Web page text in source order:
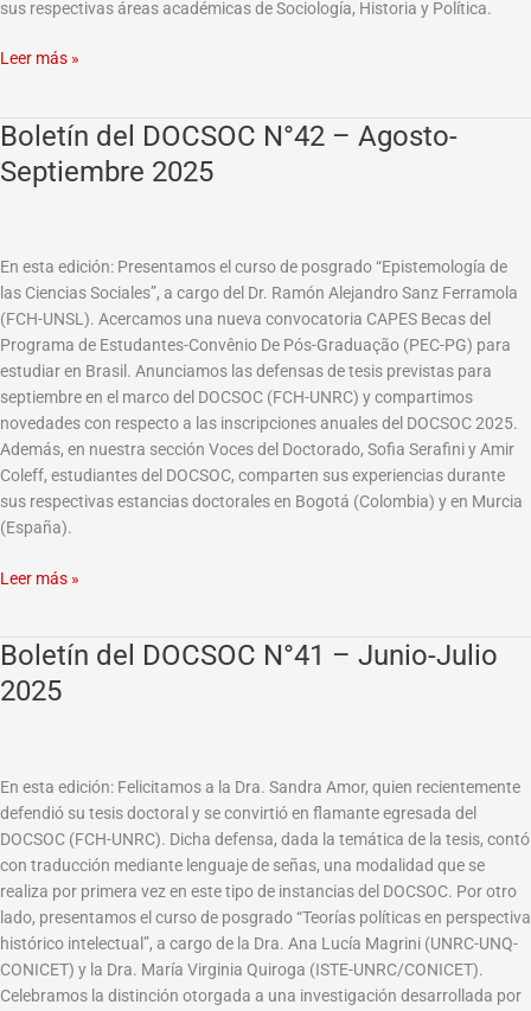
sus respectivas áreas académicas de Sociología, Historia y Política.
Leer más »
Boletín del DOCSOC N°42 – Agosto-
Septiembre 2025
En esta edición: Presentamos el curso de posgrado “Epistemología de
las Ciencias Sociales”, a cargo del Dr. Ramón Alejandro Sanz Ferramola
(FCH-UNSL). Acercamos una nueva convocatoria CAPES Becas del
Programa de Estudantes-Convênio De Pós-Graduação (PEC-PG) para
estudiar en Brasil. Anunciamos las defensas de tesis previstas para
septiembre en el marco del DOCSOC (FCH-UNRC) y compartimos
novedades con respecto a las inscripciones anuales del DOCSOC 2025.
Además, en nuestra sección Voces del Doctorado, Sofia Serafini y Amir
Coleff, estudiantes del DOCSOC, comparten sus experiencias durante
sus respectivas estancias doctorales en Bogotá (Colombia) y en Murcia
(España).
Boletín
DOCSOC
Agosto-
Septiembre
2025
Leer más »
Boletín del DOCSOC N°41 – Junio-Julio
2025
En esta edición: Felicitamos a la Dra. Sandra Amor, quien recientemente
defendió su tesis doctoral y se convirtió en flamante egresada del
DOCSOC (FCH-UNRC). Dicha defensa, dada la temática de la tesis, contó
con traducción mediante lenguaje de señas, una modalidad que se
realiza por primera vez en este tipo de instancias del DOCSOC. Por otro
lado, presentamos el curso de posgrado “Teorías políticas en perspectiva
histórico intelectual”, a cargo de la Dra. Ana Lucía Magrini (UNRC-UNQ-
CONICET) y la Dra. María Virginia Quiroga (ISTE-UNRC/CONICET).
Celebramos la distinción otorgada a una investigación desarrollada por
Boletín
DOCSOC
Junio-
Julio
2025